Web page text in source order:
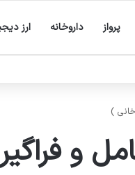
پرواز داروخانه ارز
)
و